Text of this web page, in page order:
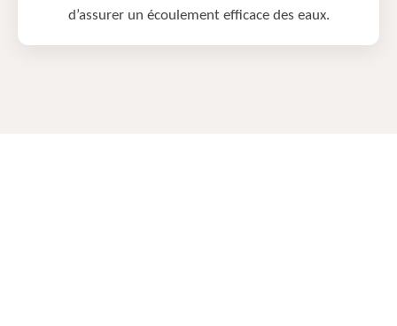
d’assurer un écoulement efficace des eaux.